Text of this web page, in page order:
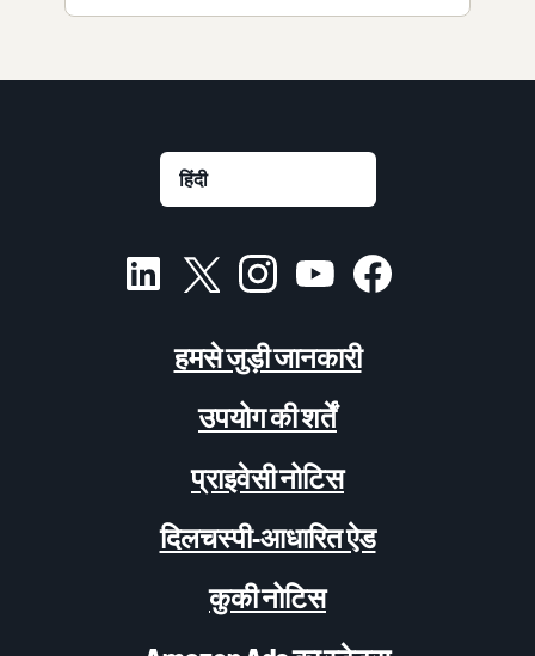
हमसे जुड़ी जानकारी
उपयोग की शर्तें
प्राइवेसी नोटिस
दिलचस्पी-आधारित ऐड
कुकी नोटिस